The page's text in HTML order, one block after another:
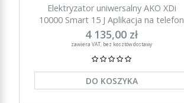
Elektryzator uniwersalny AKO XDi
10000 Smart 15 J Aplikacja na telefon
4 135,00 zł
zawiera VAT, bez kosztów dostawy
DO KOSZYKA